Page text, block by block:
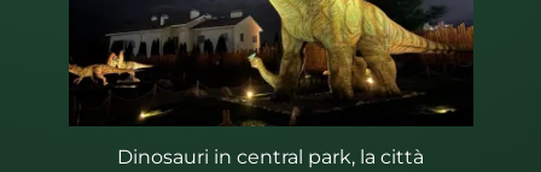
Dinosauri in central park, la città